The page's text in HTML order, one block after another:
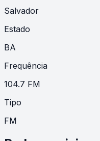
Salvador
Estado
BA
Frequência
104.7 FM
Tipo
FM